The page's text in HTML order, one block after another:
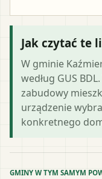
Jak czytać te
W gminie
według GUS
zabudowy
urządzenie
konkretnego
GMINY W TYM SAMYM